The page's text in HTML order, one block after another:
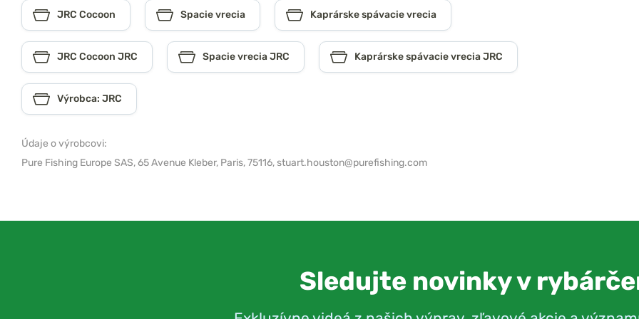
JRC Cocoon Spacie vrecia Kaprárske spávacie vrecia
JRC Cocoon JRC Spacie vrecia JRC Kaprárske spávacie vrecia JRC
Výrobca: JRC
Údaje o výrobcovi:
Pure Fishing Europe SAS,65 Avenue Kleber, Paris, 75116,stuart.houston@purefishing.com
Sledujte novinky v